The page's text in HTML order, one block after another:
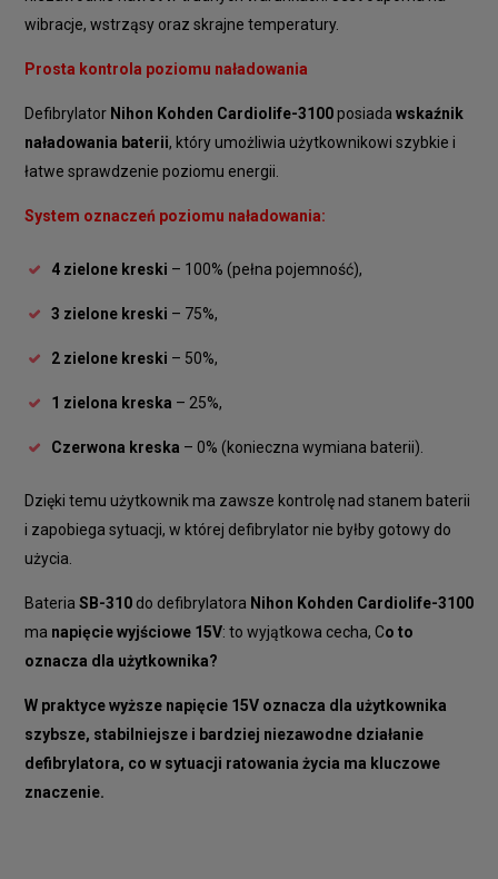
wibracje, wstrząsy oraz skrajne temperatury.
Prosta kontrola poziomu naładowania
Defibrylator Nihon Kohden Cardiolife-3100posiada wskaźnik
naładowania baterii, który umożliwia użytkownikowi szybkie i
łatwe sprawdzenie poziomu energii.
System oznaczeń poziomu naładowania:
4 zielone kreski – 100% (pełna pojemność),
3 zielone kreski – 75%,
2 zielone kreski – 50%,
1 zielona kreska – 25%,
Czerwona kreska – 0% (konieczna wymiana baterii).
Dzięki temu użytkownik ma zawsze kontrolę nad stanem baterii
i zapobiega sytuacji, w której defibrylator nie byłby gotowy do
użycia.
Bateria SB-310 do defibrylatora Nihon Kohden Cardiolife-3100
ma napięcie wyjściowe 15V: to wyjątkowa cecha, Co to
oznacza dla użytkownika?
W praktyce wyższe napięcie 15V oznacza dla użytkownika
szybsze, stabilniejsze i bardziej niezawodne działanie
defibrylatora, co w sytuacji ratowania życia ma kluczowe
znaczenie.